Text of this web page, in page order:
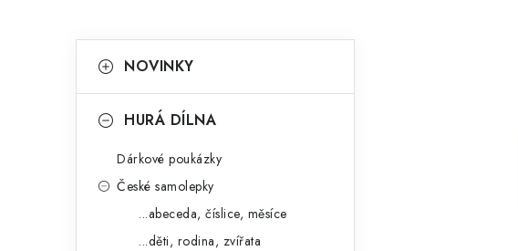
okategorie
a
NOVINKY
HURÁ DÍLNA
Dárkové poukázky
České samolepky
...abeceda, číslice, měsíce
...děti, rodina, zvířata